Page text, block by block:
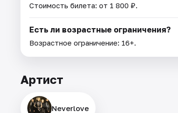
Стоимость билета: от 1 800 ₽.
Есть ли возрастные ограничения?
Возрастное ограничение: 16+.
Артист
Neverlove